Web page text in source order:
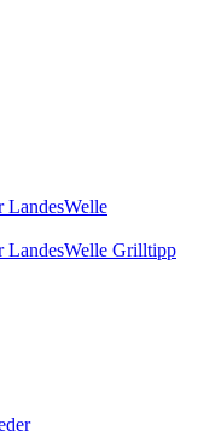
LandesWelle
LandesWelle Grilltipp